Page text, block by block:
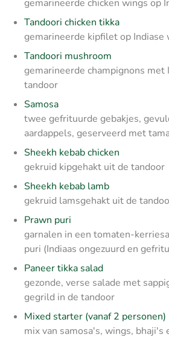
gemarineerde chicken wings op
Tandoori chicken tikka
gemarineerde kipfilet op Indiase
Tandoori mushroom
gemarineerde champignons met
tandoor
Samosa
twee gefrituurde gebakjes,
aardappels, geserveerd met
Sheekh kebab chicken
gekruid kipgehakt uit de tandoor
Sheekh kebab lamb
gekruid lamsgehakt uit de
Prawn puri
garnalen in een tomaten-
puri (Indiaas ongezuurd en
Paneer tikka salad
gezonde, verse salade met
gegrild in de tandoor
Mixed starter (vanaf 2 personen)
mix van samosa's, wings, bhaji's